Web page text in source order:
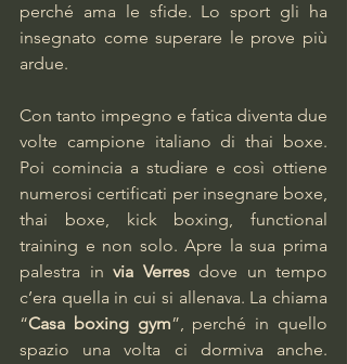
perché ama le sfide. Lo sport gli ha
insegnato come superare le prove più
ardue.
Con tanto impegno e fatica diventa due
volte campione italiano di thai boxe.
Poi comincia a studiare e così ottiene
numerosi certificati per insegnare boxe,
thai boxe, kick boxing, functional
training e non solo. Apre la sua prima
palestra in via Verres dove un tempo
c’era quella in cui si allenava. La chiama
“Casa boxing gym”, perché in quello
spazio una volta ci dormiva anche.